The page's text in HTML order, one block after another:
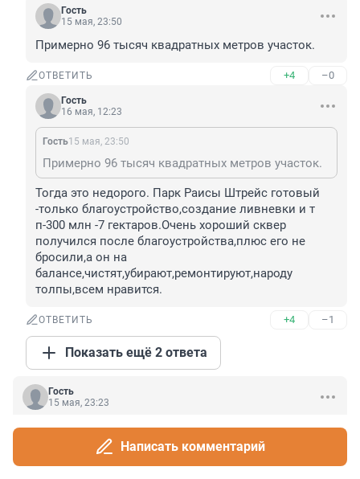
Гость
15 мая, 23:50
Примерно 96 тысяч квадратных метров участок.
ОТВЕТИТЬ +4 –0
Гость
16 мая, 12:23
Гость15 мая, 23:50
Примерно 96 тысяч квадратных метров участок.
Тогда это недорого. Парк Раисы Штрейс готовый
-только благоустройство,создание ливневки и т
п-300 млн -7 гектаров.Очень хороший сквер
получился после благоустройства,плюс его не
бросили,а он на
балансе,чистят,убирают,ремонтируют,народу
толпы,всем нравится.
ОТВЕТИТЬ +4 –1
Показать ещё 2 ответа
Гость
15 мая, 23:23
Лет 10 назад в Московском районе также
планировали построить автобусный вокзал, в итоге
стройку начали пару лет назад и заморозили,
Написать комментарий